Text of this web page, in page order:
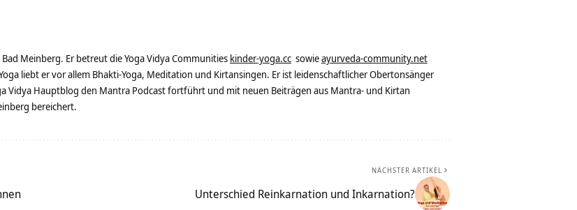
Meinberg. Er betreut die Yoga Vidya Communities kinder-yoga.cc sowieayurveda-community.net
liebt er vor allem Bhakti-Yoga, Meditation und Kirtansingen. Er ist leidenschaftlicher Obertonsänger
Vidya Hauptblog den Mantra Podcast fortführt und mit neuen Beiträgen aus Mantra- und Kirtan
bereichert.
NÄCHSTER ARTIKEL
Unterschied Reinkarnation und Inkarnation?